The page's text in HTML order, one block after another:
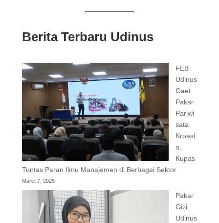
Berita Terbaru Udinus
FEB
Udinus
Gaet
Pakar
Pariwi
sata
Kroasi
a,
Kupas
Tuntas Peran Ilmu Manajemen di Berbagai Sektor
Maret 7, 2025
Pakar
Gizi
Udinus